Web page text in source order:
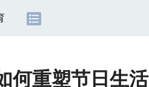
何重塑节日生活